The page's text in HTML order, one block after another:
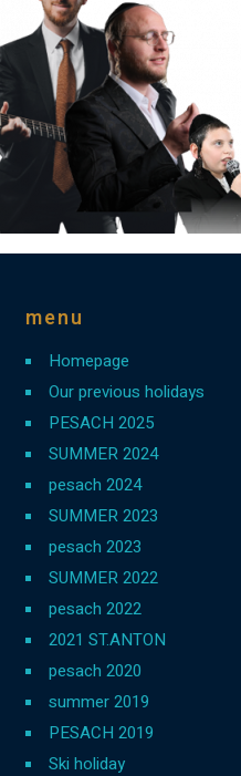
menu
Homepage
Our previous holidays
PESACH 2025
SUMMER 2024
pesach 2024
SUMMER 2023
pesach 2023
SUMMER 2022
pesach 2022
2021 ST.ANTON
pesach 2020
summer 2019
PESACH 2019
Ski holiday